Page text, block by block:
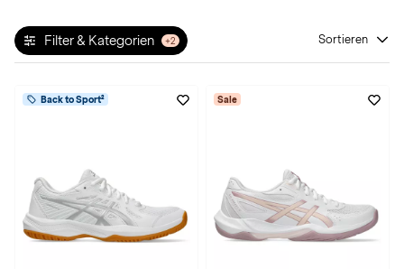
Filter & Kategorien +2 Sortieren
Back to Sport² Sale